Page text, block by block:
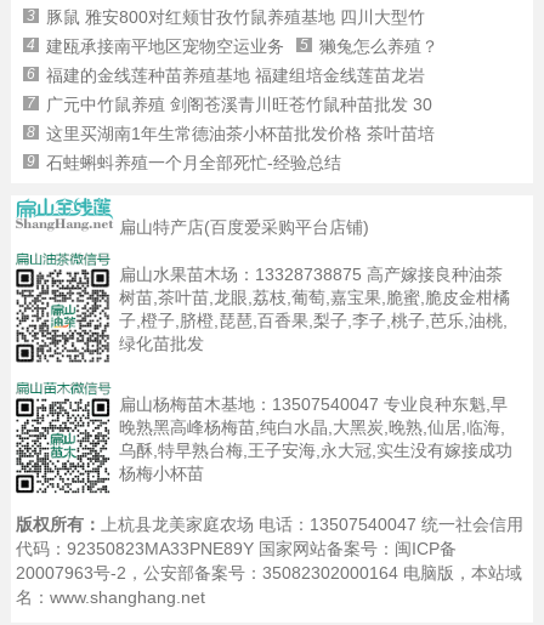
3 豚鼠 雅安800对红颊甘孜竹鼠养殖基地 四川大型竹
4 建瓯承接南平地区宠物空运业务 5 獭兔怎么养殖？
6 福建的金线莲种苗养殖基地 福建组培金线莲苗龙岩
7 广元中竹鼠养殖 剑阁苍溪青川旺苍竹鼠种苗批发 30
8 这里买湖南1年生常德油茶小杯苗批发价格 茶叶苗培
9 石蛙蝌蚪养殖一个月全部死忙-经验总结
扁山特产店(百度爱采购平台店铺)
扁山水果苗木场： 13328738875 高产嫁接良种油茶
树苗,茶叶苗,龙眼,荔枝,葡萄,嘉宝果,脆蜜,脆皮金柑橘
子,橙子,脐橙,琵琶,百香果,梨子,李子,桃子,芭乐,油桃,
绿化苗批发
扁山杨梅苗木基地： 13507540047 专业良种东魁,早
晚熟黑高峰杨梅苗,纯白水晶,大黑炭,晚熟,仙居,临海,
乌酥,特早熟台梅,王子安海,永大冠,实生没有嫁接成功
杨梅小杯苗
版权所有：
上杭县龙美家庭农场 电话：13507540047 统一社会信用
代码：92350823MA33PNE89Y 国家网站备案号： 闽ICP备
20007963号-2 ，公安部备案号：35082302000164 电脑版 ，本站域
名：www.shanghang.net